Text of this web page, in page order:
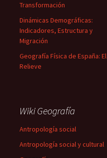
Transformación
Dinámicas Demográficas:
Indicadores, Estructura y
Migración
Geografía Física de España: El
Relieve
Wiki Geografía
Antropología social
Antropología social y cultural